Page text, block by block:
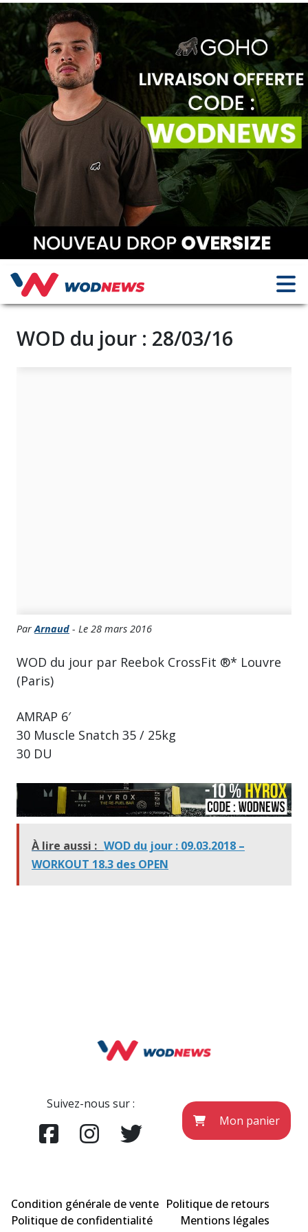
WOD du jour : 28/03/16
ParArnaud - Le 28 mars 2016
WOD du jour par Reebok CrossFit ®* Louvre
(Paris)
AMRAP 6′
30 Muscle Snatch 35 / 25kg
30 DU
À lire aussi : WOD du jour : 09.03.2018 –
WORKOUT 18.3 des OPEN
Suivez-nous sur :
Mon panier
Condition générale de vente Politique de retours
Politique de confidentialité
Mentions légales